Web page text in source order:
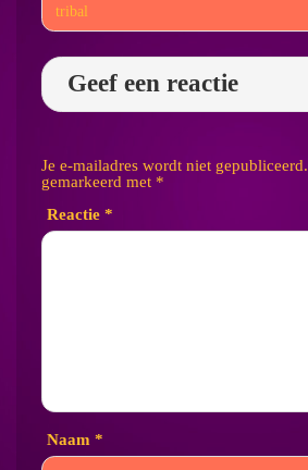
tribal
Geef een reactie
Je e-mailadres wordt niet gepubliceerd.
gemarkeerd met *
Reactie *
Naam *